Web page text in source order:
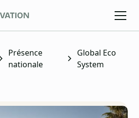
Présence
nationale
Global Eco
System